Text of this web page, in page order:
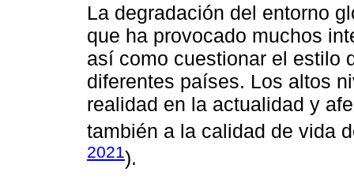
La degradación del entorno
que ha provocado muchos
así como cuestionar el estilo
diferentes países. Los altos
realidad en la actualidad y
también a la calidad de vida
2021).